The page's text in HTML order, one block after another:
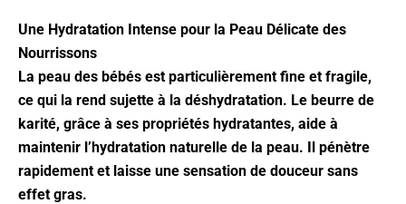
Une Hydratation Intense pour la Peau Délicate des
Nourrissons
La peau des bébés est particulièrement fine et fragile,
ce qui la rend sujette à la déshydratation. Le beurre de
karité, grâce à ses propriétés hydratantes, aide à
maintenir l’hydratation naturelle de la peau. Il pénètre
rapidement et laisse une sensation de douceur sans
effet gras.